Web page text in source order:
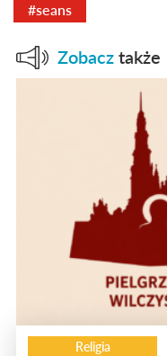
#seans
Zobacz także
Religia